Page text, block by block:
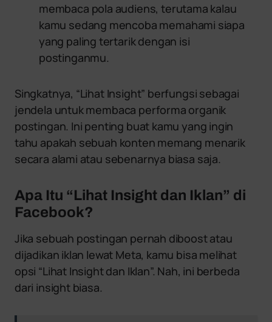
membaca pola audiens, terutama kalau
kamu sedang mencoba memahami siapa
yang paling tertarik dengan isi
postinganmu.
Singkatnya, “Lihat Insight” berfungsi sebagai
jendela untuk membaca performa organik
postingan. Ini penting buat kamu yang ingin
tahu apakah sebuah konten memang menarik
secara alami atau sebenarnya biasa saja.
Apa Itu “Lihat Insight dan Iklan” di
Facebook?
Jika sebuah postingan pernah diboost atau
dijadikan iklan lewat Meta, kamu bisa melihat
opsi “Lihat Insight dan Iklan”. Nah, ini berbeda
dari insight biasa.